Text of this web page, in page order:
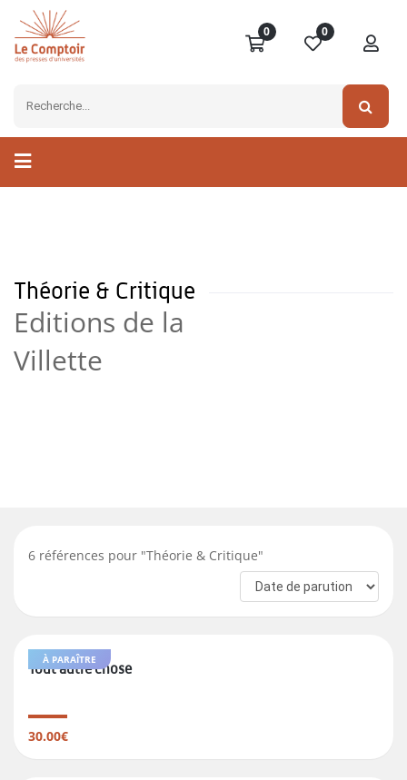
0 0
Théorie & Critique
Editions de la
Villette
6 références pour "Théorie & Critique"
À PARAÎTRE
Tout autre chose
30.00€